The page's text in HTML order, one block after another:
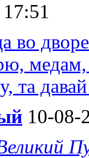
во
медам,
та
10-08-